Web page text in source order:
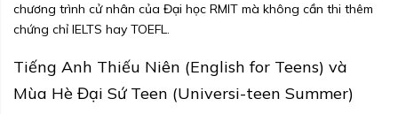
chương trình cử nhân của Đại học RMIT mà không cần thi thêm
chứng chỉ IELTS hay TOEFL.
Tiếng Anh Thiếu Niên (English for Teens) và
Mùa Hè Đại Sứ Teen (Universi-teen Summer)